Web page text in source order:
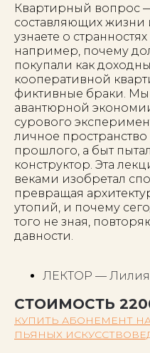
Квартирный вопрос
составляющих жизни
узнаете о
например, почему
покупали как
кооперативной
фиктивные браки.
авантюрной
сурового
личное
прошлого, а быт
конструктор. Эта
веками изобретал
превращая
утопий, и почему
того не зная,
давности.
ЛЕКТОР —
СТОИМОСТЬ
КУПИТЬ АБОНЕМЕНТ
ПЬЯНЫХ